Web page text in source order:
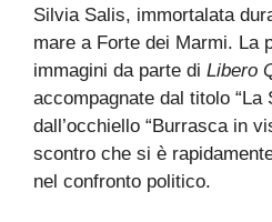
Silvia Salis, immortalata
mare a Forte dei Marmi. La
immagini da parte di Libero
accompagnate dal titolo “La
dall’occhiello “Burrasca in
scontro che si è
nel confronto politico.